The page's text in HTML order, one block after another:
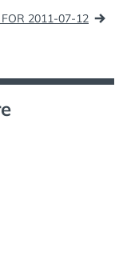
FOR 2011-07-12